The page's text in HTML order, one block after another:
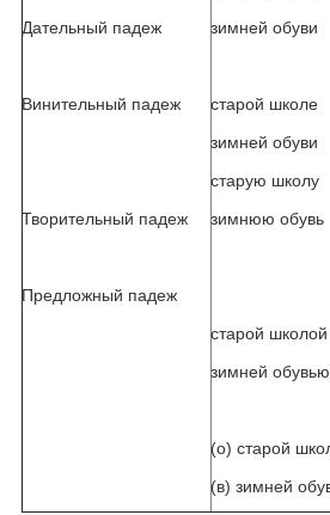
Дательный падеж
Винительный падеж
Творительный падеж
Предложный падеж
зимней обуви
старой школе
зимней обуви
старую школу
зимнюю обувь
старой школой
зимней обувью
(о) старой
(в) зимней